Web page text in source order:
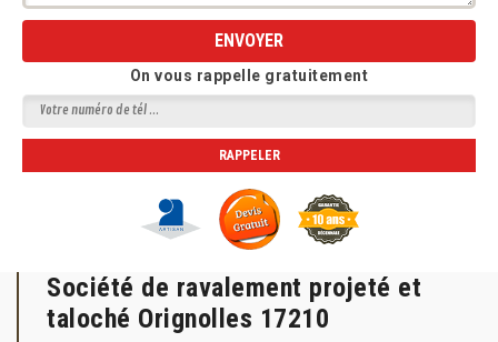
On vous rappelle gratuitement
Société de ravalement projeté et
taloché Orignolles 17210